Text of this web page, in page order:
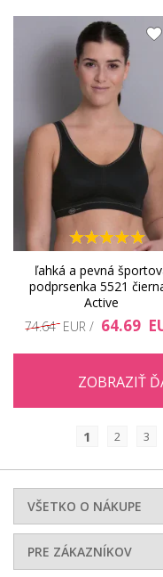
ľahká a pevná
podprsenka 5521
Active
74.64 EUR / 64.69
ZOBRAZIŤ
1 2 3
VŠETKO O NÁKUPE
PRE ZÁKAZNÍKOV